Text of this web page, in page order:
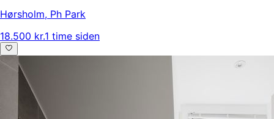
Hørsholm, Ph Park
18.500 kr.1 time siden